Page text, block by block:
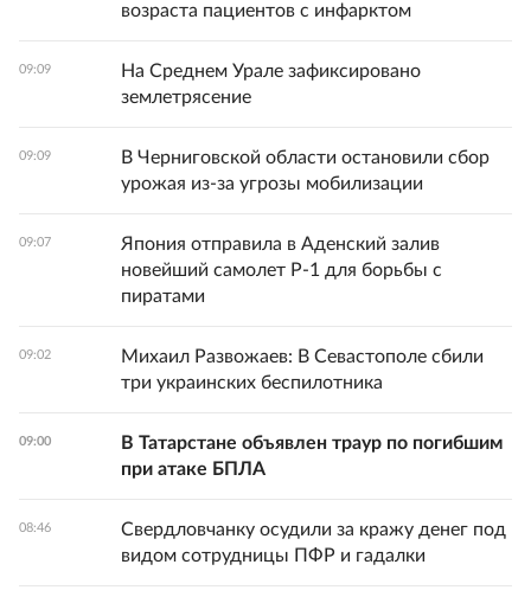
возраста пациентов с инфарктом
09:09
На Среднем Урале зафиксировано
землетрясение
09:09
В Черниговской области остановили сбор
урожая из-за угрозы мобилизации
09:07
Япония отправила в Аденский залив
новейший самолет Р-1 для борьбы с
пиратами
09:02
Михаил Развожаев: В Севастополе сбили
три украинских беспилотника
09:00
В Татарстане объявлен траур по погибшим
при атаке БПЛА
08:46
Свердловчанку осудили за кражу денег под
видом сотрудницы ПФР и гадалки